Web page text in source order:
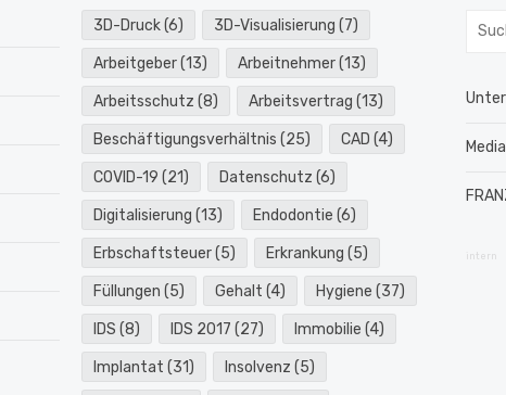
3D-Druck(6) 3D-Visualisierung (7)
Arbeitgeber(13) Arbeitnehmer(13)
Arbeitsschutz (8) Arbeitsvertrag (13)
Beschäftigungsverhältnis (25) CAD (4)
COVID-19 (21) Datenschutz (6)
Digitalisierung (13) Endodontie (6)
Erbschaftsteuer(5) Erkrankung (5)
Füllungen (5) Gehalt (4) Hygiene (37)
IDS (8) IDS 2017 (27) Immobilie (4)
Implantat (31) Insolvenz (5)
intern